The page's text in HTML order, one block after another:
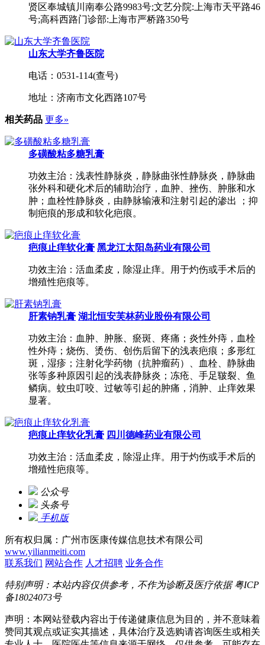
贤区奉城镇川南奉公路9983号;文艺分院:上海市天平路46
号;高科西路门诊部:上海市严桥路350号
山东大学齐鲁医院
电话：0531-114(查号)
地址：济南市文化西路107号
相关药品 更多»
多磺酸粘多糖乳膏
功效主治：浅表性静脉炎，静脉曲张性静脉炎，静脉曲
张外科和硬化术后的辅助治疗，血肿、挫伤、肿胀和水
肿；血栓性静脉炎，由静脉输液和注射引起的渗出 ；抑
制疤痕的形成和软化疤痕。
疤痕止痒软化膏 黑龙江太阳岛药业有限公司
功效主治：活血柔皮，除湿止痒。用于灼伤或手术后的
增殖性疤痕等。
肝素钠乳膏 湖北恒安芙林药业股份有限公司
功效主治：血肿、肿胀、瘀斑、疼痛；炎性外痔，血栓
性外痔；烧伤、烫伤、创伤后留下的浅表疤痕；多形红
斑，湿疹；注射化学药物（抗肿瘤药）、血栓、静脉曲
张等多种原因引起的浅表静脉炎；冻疮、手足皲裂、鱼
鳞病。蚊虫叮咬、过敏等引起的肿痛，消肿、止痒效果
显著。
疤痕止痒软化乳膏 四川德峰药业有限公司
功效主治：活血柔皮，除湿止痒。用于灼伤或手术后的
增殖性疤痕等。
公众号
头条号
手机版
所有权归属：广州市医康传媒信息技术有限公司
www.yilianmeiti.com
联系我们 网站合作 人才招聘 业务合作
特别声明：本站内容仅供参考，不作为诊断及医疗依据 粤ICP
备18024073号
声明：本网站登载内容出于传递健康信息为目的，并不意味着
赞同其观点或证实其描述，具体治疗及选购请咨询医生或相关